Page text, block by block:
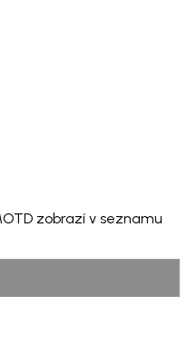
zobrazí v seznamu